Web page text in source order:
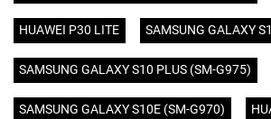
HUAWEI P30 LITE SAMSUNG GALAXY
SAMSUNG GALAXY S10 PLUS (SM-G975)
SAMSUNG GALAXY S10E (SM-G970)